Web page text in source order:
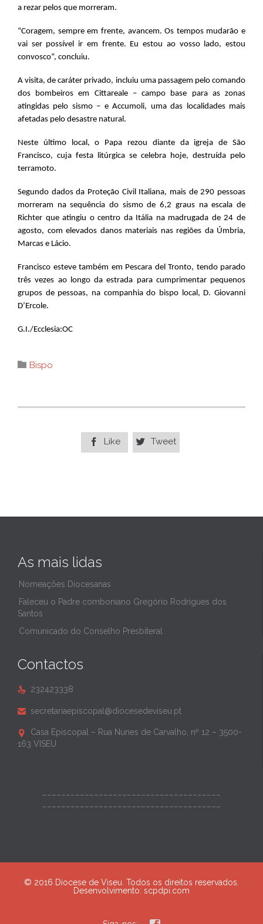
a rezar pelos que morreram.
“Coragem, sempre em frente, avancem. Os tempos mudarão e
vai ser possível ir em frente. Eu estou ao vosso lado, estou
convosco”, concluiu.
A visita, de caráter privado, incluiu uma passagem pelo comando
dos bombeiros em Cittareale – campo base para as zonas
atingidas pelo sismo – e Accumoli, uma das localidades mais
afetadas pelo desastre natural.
Neste último local, o Papa rezou diante da igreja de São
Francisco, cuja festa litúrgica se celebra hoje, destruída pelo
terramoto.
Segundo dados da Proteção Civil Italiana, mais de 290 pessoas
morreram na sequência do sismo de 6,2 graus na escala de
Richter que atingiu o centro da Itália na madrugada de 24 de
agosto, com elevados danos materiais nas regiões da Úmbria,
Marcas e Lácio.
Francisco esteve também em Pescara del Tronto, tendo parado
três vezes ao longo da estrada para cumprimentar pequenos
grupos de pessoas, na companhia do bispo local, D. Giovanni
D’Ercole.
G.I./Ecclesia:OC
 Category
Bispo
 Like  Tweet
As mais lidas
Nomeações Diocesanas
Faleceu o Padre comboniano Gregório Rodrigues dos
Santos
Comunicado do Conselho Presbiteral
Contactos
 232423338
 secretariaepiscopal@diocesedeviseu.pt

Casa Episcopal – Rua Nunes de Carvalho, nº 12 – 3500-
163 VISEU
© 2016 Diocese de Viseu. Todos os direitos reservados.
Desenvolvimento: scpdpi.com